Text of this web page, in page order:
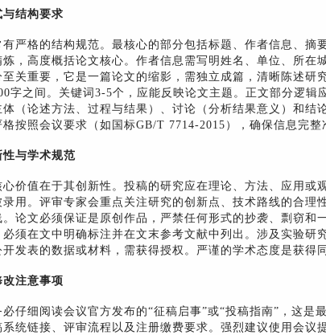
结构要求
严格的结构规范。最核心的部分包括标题、作者信息、摘
，高度概括论文核心。作者信息需写明姓名、单位、所在
关重要，它是一篇论文的缩影，需独立成篇，清晰陈述研
字之间。关键词3-5个，应能反映论文主题。正文部分逻辑
（论述方法、过程与结果）、讨论（分析结果意义）和结
按照会议要求（如国标GB/T 7714-2015），确保信息完整
与学术规范
价值在于其创新性。投稿的研究应在理论、方法、应用或
录用。评审专家会重点关注研究的创新点、技术路线的合理
论文必须保证是原创作品，严禁任何形式的抄袭、剽窃和
须在文中明确标注并在文末参考文献中列出。涉及实验研
发表的数据或材料，需获得授权。严谨的学术态度是获得
注意事项
仔细阅读会议官方发布的“征稿启事”或“投稿指南”，这是
统链接、评审流程以及注册缴费要求。强烈建议使用会议